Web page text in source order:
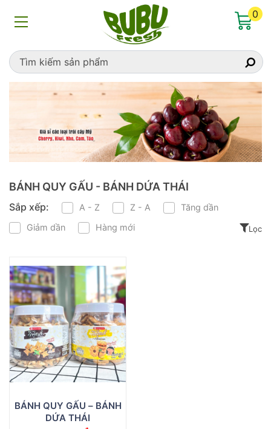
0
Home BÁNH QUY GẤU - BÁNH DỨA THÁI
BÁNH QUY GẤU - BÁNH DỨA THÁI
Sắp xếp: A - Z Z - A
Tăng dần
Giảm dần
Hàng mới Lọc
BÁNH QUY GẤU – BÁNH
DỨA THÁI